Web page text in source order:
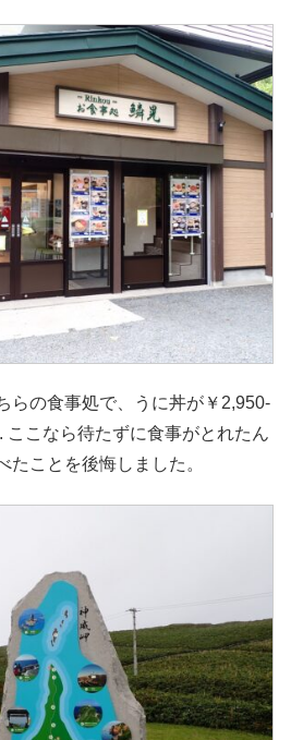
らの食事処で、うに丼が￥2,950-
ここなら待たずに食事がとれたん
たことを後悔しました。